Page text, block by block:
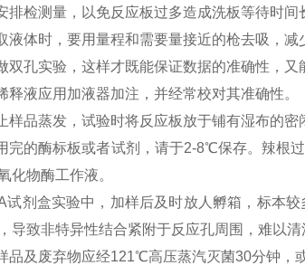
排检测量，以免反应板过多造成洗板等待时间
液体时，要用量程和需要量接近的枪去吸，减
双孔实验，这样才既能保证数据的准确性，又
释液应用加液器加注，并经常校对其准确性。
样品蒸发，试验时将反应板放于铺有湿布的密
完的酶标板或者试剂，请于2-8℃保存。辣根
化物酶工作液。
试剂盒实验中，加样后及时放人孵箱，标本
导致非特异性结合紧附于反应孔周围，难以清
品及废弃物应经121℃高压蒸汽灭菌30分钟，